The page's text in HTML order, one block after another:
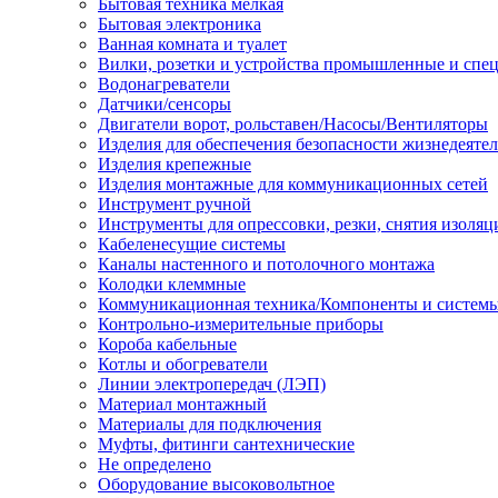
Бытовая техника мелкая
Бытовая электроника
Ванная комната и туалет
Вилки, розетки и устройства промышленные и
Водонагреватели
Датчики/сенсоры
Двигатели ворот, рольставен/Насосы/Вентиляторы
Изделия для обеспечения безопасности
Изделия крепежные
Изделия монтажные для коммуникационных сетей
Инструмент ручной
Инструменты для опрессовки, резки, снятия
Кабеленесущие системы
Каналы настенного и потолочного монтажа
Колодки клеммные
Коммуникационная техника/Компоненты и
Контрольно-измерительные приборы
Короба кабельные
Котлы и обогреватели
Линии электропередач (ЛЭП)
Материал монтажный
Материалы для подключения
Муфты, фитинги сантехнические
Не определено
Оборудование высоковольтное